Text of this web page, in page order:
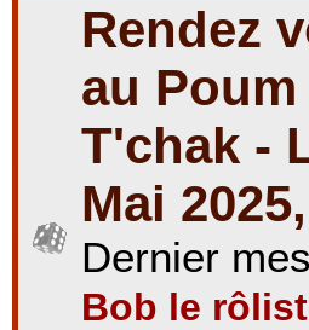
Rendez
au
T'chak -
Mai
Dernier
Bob le